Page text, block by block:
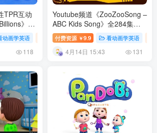
TPR互动
》全
动画学英语 英语专区 英语儿歌 幼儿教育
118
Youtube频道《ZooZooSong –
ABC Kids Song》全284集
1080P高清视频 百度网盘下载
付费资源 ￥9.9 看动画学英语
4月14日 15:43 131